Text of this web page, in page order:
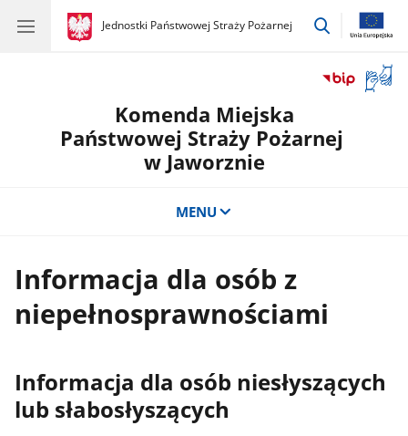
gov.pl
Jednostki Państwowej Straży Pożarnej
gov.pl
Jednostki
przejdź
okno
Komenda Miejska
Państwowej Straży Pożarnej
w Jaworznie
MENU
Informacja dla osób z
niepełnosprawnościami
Informacja dla osób niesłyszących
lub słabosłyszących